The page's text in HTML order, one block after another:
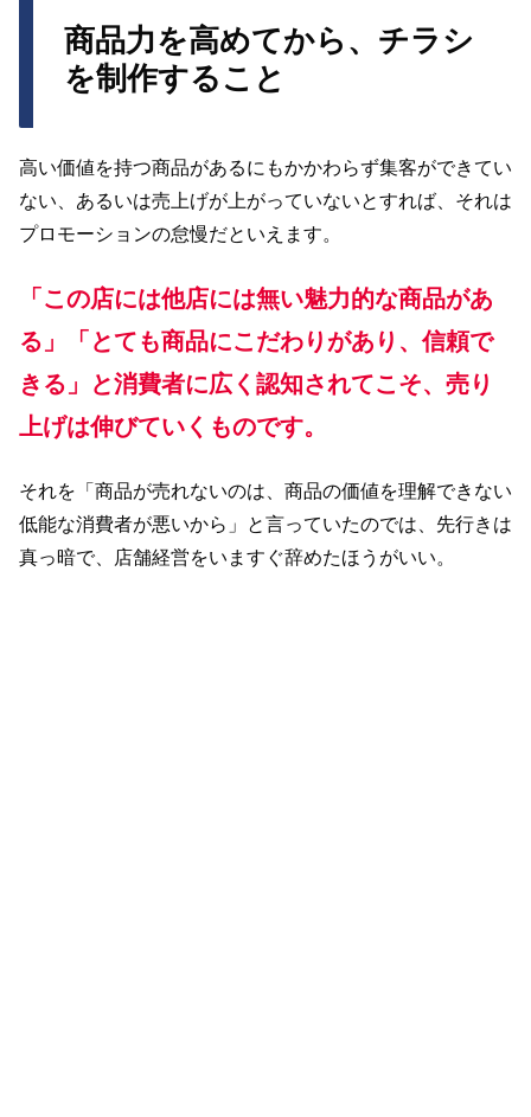
商品力を高めてから、チラシ
を制作すること
高い価値を持つ商品があるにもかかわらず集客ができてい
ない、あるいは売上げが上がっていないとすれば、それは
プロモーションの怠慢だといえます。
「この店には他店には無い魅力的な商品があ
る」「とても商品にこだわりがあり、信頼で
きる」と消費者に広く認知されてこそ、売り
上げは伸びていくものです。
それを「商品が売れないのは、商品の価値を理解できない
低能な消費者が悪いから」と言っていたのでは、先行きは
真っ暗で、店舗経営をいますぐ辞めたほうがいい。